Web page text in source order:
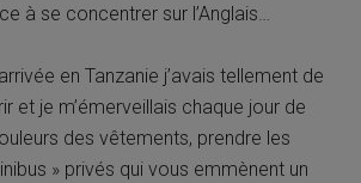
à se concentrer sur l’Anglais…
en Tanzanie j’avais tellement de
et je m’émerveillais chaque jour de
des vêtements, prendre les
» privés qui vous emmènent un